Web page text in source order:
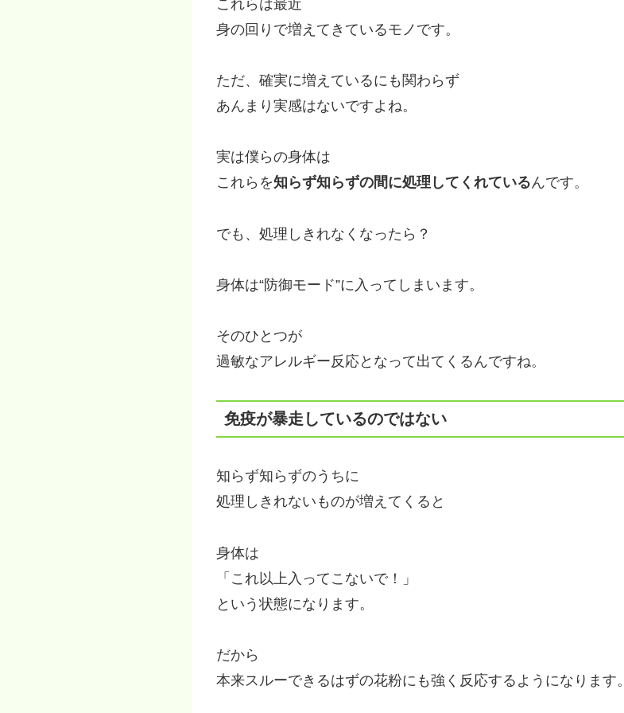
これらは最近
身の回りで増えてきているモノです。
ただ、確実に増えているにも関わらず
あんまり実感はないですよね。
実は僕らの身体は
これらを知らず知らずの間に処理してくれているんです。
でも、処理しきれなくなったら？
身体は“防御モード”に入ってしまいます。
そのひとつが
過敏なアレルギー反応となって出てくるんですね。
免疫が暴走しているのではない
知らず知らずのうちに
処理しきれないものが増えてくると
身体は
「これ以上入ってこないで！」
という状態になります。
だから
本来スルーできるはずの花粉にも強く反応するようになります。